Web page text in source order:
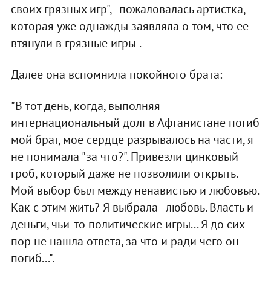
своих грязных игр", - пожаловалась артистка,
которая уже однажды заявляла о том, что ее
втянули в грязные игры .
Далее она вспомнила покойного брата:
"В тот день, когда, выполняя
интернациональный долг в Афганистане погиб
мой брат, мое сердце разрывалось на части, я
не понимала "за что?". Привезли цинковый
гроб, который даже не позволили открыть.
Мой выбор был между ненавистью и любовью.
Как с этим жить? Я выбрала - любовь. Власть и
деньги, чьи-то политические игры... Я до сих
пор не нашла ответа, за что и ради чего он
погиб...".